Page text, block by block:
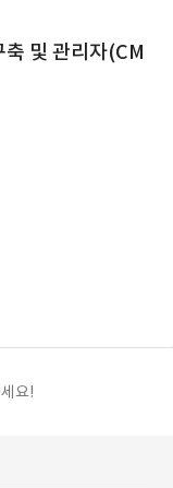
및 관리자(CM
요!